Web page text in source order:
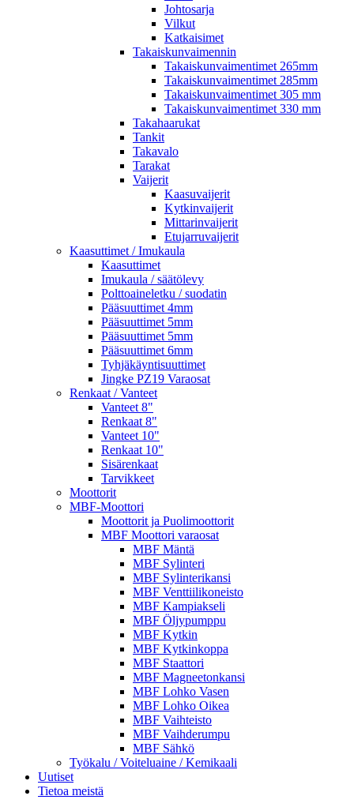
Johtosarja
Vilkut
Katkaisimet
Takaiskunvaimennin
Takaiskunvaimentimet 265mm
Takaiskunvaimentimet 285mm
Takaiskunvaimentimet 305 mm
Takaiskunvaimentimet 330 mm
Takahaarukat
Tankit
Takavalo
Tarakat
Vaijerit
Kaasuvaijerit
Kytkinvaijerit
Mittarinvaijerit
Etujarruvaijerit
Kaasuttimet / Imukaula
Kaasuttimet
Imukaula / säätölevy
Polttoaineletku / suodatin
Pääsuuttimet 4mm
Pääsuuttimet 5mm
Pääsuuttimet 5mm
Pääsuuttimet 6mm
Tyhjäkäyntisuuttimet
Jingke PZ19 Varaosat
Renkaat / Vanteet
Vanteet 8"
Renkaat 8"
Vanteet 10"
Renkaat 10"
Sisärenkaat
Tarvikkeet
Moottorit
MBF-Moottori
Moottorit ja Puolimoottorit
MBF Moottori varaosat
MBF Mäntä
MBF Sylinteri
MBF Sylinterikansi
MBF Venttiilikoneisto
MBF Kampiakseli
MBF Öljypumppu
MBF Kytkin
MBF Kytkinkoppa
MBF Staattori
MBF Magneetonkansi
MBF Lohko Vasen
MBF Lohko Oikea
MBF Vaihteisto
MBF Vaihderumpu
MBF Sähkö
Työkalu / Voiteluaine / Kemikaali
Uutiset
Tietoa meistä